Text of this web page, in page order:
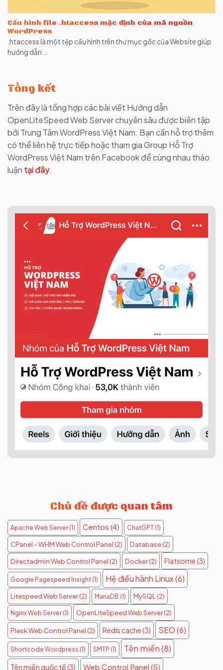
Cấu hình file .htaccess mặc định của mã nguồn
WordPress
.htaccess là một tệp cấu hình trên thư mục gốc của Website giúp
hướng dẫn...
Tổng kết
Trên đây là tổng hợp các bài viết Hướng dẫn
OpenLiteSpeed Web Server chuyên sâu được biên tập
bởi Trung Tâm WordPress Việt Nam. Bạn cần hỗ trợ thêm
có thể liên hệ trực tiếp hoặc tham gia Group Hỗ Trợ
WordPress Việt Nam trên Facebook để cùng nhau thảo
luận tại đây.
Chủ đề được quan tâm
Apache Web Server (1) Centos (4) ChatGPT (1)
CPanel - WHM Web Control Panel (2) Database(2)
Directadmin Web Control Panel (2) Docker(2) Flatsome(3)
Google Pagespeed Insight (1) Hệ điều hành Linux(6)
Litespeed Web Server(2) MariaDB (1) MySQL (2)
Nginx Web Server (1) OpenLiteSpeed Web Server(2)
Plesk Web Control Panel (2) Redis cache(3) SEO (6)
Shortcode Wordpress (1) SMTP (1) Tên miền(8)
Tên miền quốc tế(3) Web Control Panel (5)